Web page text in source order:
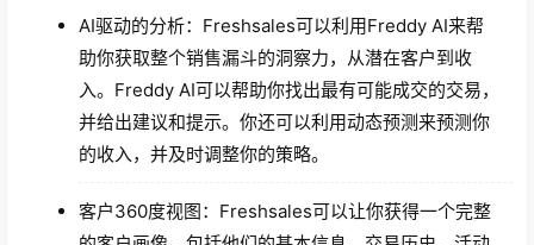
AI驱动的分析：Freshsales可以利用Freddy AI来帮
助你获取整个销售漏斗的洞察力，从潜在客户到收
入。Freddy AI可以帮助你找出最有可能成交的交易，
并给出建议和提示。你还可以利用动态预测来预测你
的收入，并及时调整你的策略。
客户360度视图：Freshsales可以让你获得一个完整